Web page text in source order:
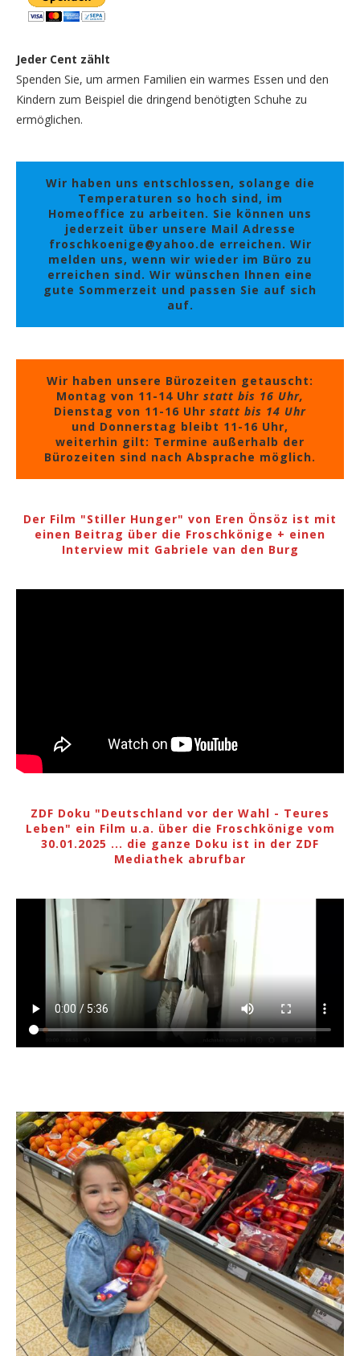
Jeder Cent zählt
Spenden Sie, um armen Familien ein warmes Essen und den
Kindern zum Beispiel die dringend benötigten Schuhe zu
ermöglichen.
Wir haben uns entschlossen, solange die
Temperaturen so hoch sind, im
Homeoffice zu arbeiten. Sie können uns
jederzeit über unsere Mail Adresse
froschkoenige@yahoo.de erreichen. Wir
melden uns, wenn wir wieder im Büro zu
erreichen sind. Wir wünschen Ihnen eine
gute Sommerzeit und passen Sie auf sich
auf.
Wir haben unsere Bürozeiten getauscht:
Montag von 11-14 Uhr statt bis 16 Uhr,
Dienstag von 11-16 Uhr statt bis 14 Uhr
und Donnerstag bleibt 11-16 Uhr,
weiterhin gilt: Termine außerhalb der
Bürozeiten sind nach Absprache möglich.
Der Film "Stiller Hunger" von Eren Önsöz ist mit
einen Beitrag über die Froschkönige + einen
Interview mit Gabriele van den Burg
ZDF Doku "Deutschland vor der Wahl - Teures
Leben" ein Film u.a. über die Froschkönige vom
30.01.2025 ... die ganze Doku ist in der ZDF
Mediathek abrufbar